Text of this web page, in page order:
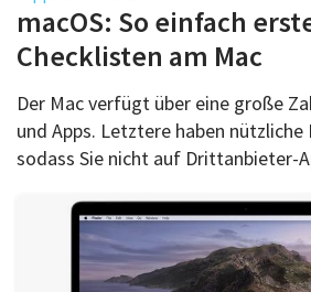
macOS: So einfach
Checklisten am Mac
Der Mac verfügt über eine große
und Apps. Letztere haben
sodass Sie nicht auf Drittanbieter-